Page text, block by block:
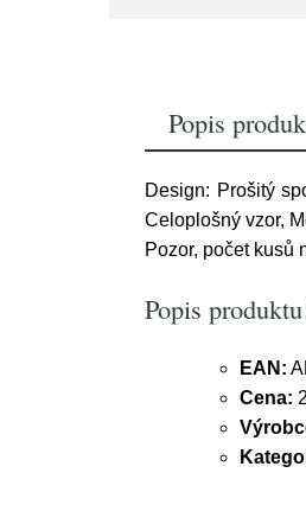
Popis
Design: Prošitý
Celoplošný vzor,
Pozor, počet kusů
Popis
EAN:
Cena: